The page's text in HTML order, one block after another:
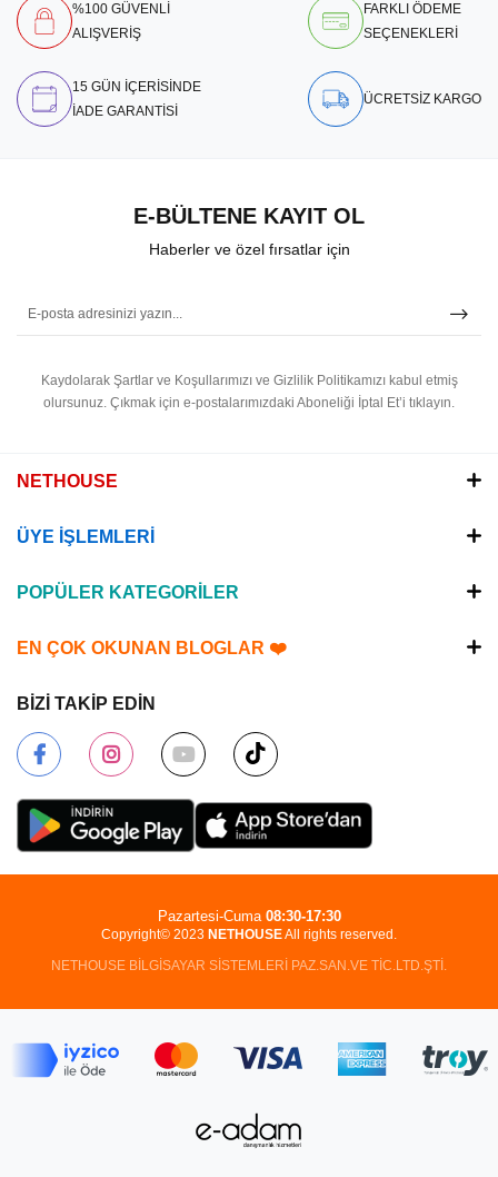
%100 GÜVENLİ
ALIŞVERİŞ
FARKLI ÖDEME
SEÇENEKLERİ
15 GÜN İÇERİSİNDE
İADE GARANTİSİ
ÜCRETSİZ KARGO
E-BÜLTENE KAYIT OL
Haberler ve özel fırsatlar için
Kaydolarak Şartlar ve Koşullarımızı ve Gizlilik Politikamızı kabul etmiş
olursunuz. Çıkmak için e-postalarımızdaki Aboneliği İptal Et’i tıklayın.
NETHOUSE
ÜYE İŞLEMLERİ
POPÜLER KATEGORİLER
EN ÇOK OKUNAN BLOGLAR ❤️
BİZİ TAKİP EDİN
Copyright© 2023 NETHOUSEAll rights reserved.
NETHOUSE BİLGİSAYAR SİSTEMLERİ PAZ.SAN.VE TİC.LTD.ŞTİ.
Pazartesi-Cuma 08:30-17:30